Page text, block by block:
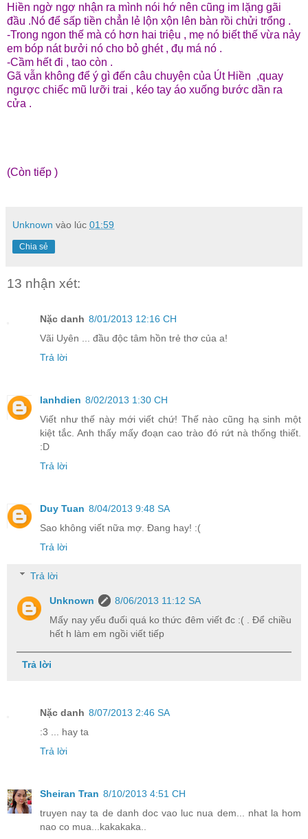
Hiền ngờ ngợ nhận ra mình nói hớ nên cũng im lặng gãi
đầu .Nó để sấp tiền chẳn lẻ lộn xộn lên bàn rồi chửi trổng .
-Trong ngon thế mà có hơn hai triệu , mẹ nó biết thế vừa nảy
em bóp nát bưởi nó cho bỏ ghét , đụ má nó .
-Cầm hết đi , tao còn .
Gã vẫn không để ý gì đến câu chuyện của Út Hiền ,quay
ngược chiếc mũ lưỡi trai , kéo tay áo xuống bước dần ra
cửa .
(Còn tiếp )
Unknown vào lúc 01:59
Chia sẻ
13 nhận xét:
Nặc danh 8/01/2013 12:16 CH
Vãi Uyên ... đầu độc tâm hồn trẻ thơ của a!
Trả lời
lanhdien 8/02/2013 1:30 CH
Viết như thế này mới viết chứ! Thế nào cũng hạ sinh một
kiệt tắc. Anh thấy mấy đoạn cao trào đó rứt nà thống thiết.
:D
Trả lời
Duy Tuan 8/04/2013 9:48 SA
Sao không viết nữa mợ. Đang hay! :(
Trả lời
Trả lời
Unknown
8/06/2013 11:12 SA
Mấy nay yếu đuối quá ko thức đêm viết đc :( . Để chiều
hết h làm em ngồi viết tiếp
Trả lời
Nặc danh 8/07/2013 2:46 SA
:3 ... hay ta
Trả lời
Sheiran Tran 8/10/2013 4:51 CH
truyen nay ta de danh doc vao luc nua dem... nhat la hom
nao co mua...kakakaka..